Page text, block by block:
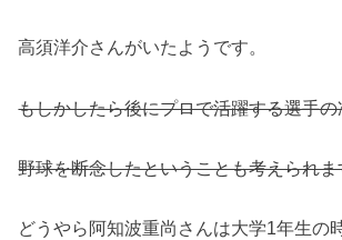
高須洋介さんがいたようです。
もしかしたら後にプロで活躍する選手
野球を断念したということも考えられま
どうやら阿知波重尚さんは大学1年生の